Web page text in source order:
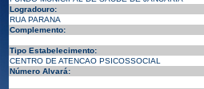
Logradouro:
RUA PARANA
Complemento:
Tipo Estabelecimento:
CENTRO DE ATENCAO PSICOSSOCIAL
Número Alvará: